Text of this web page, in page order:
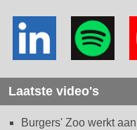
Laatste video's
Burgers' Zoo werkt